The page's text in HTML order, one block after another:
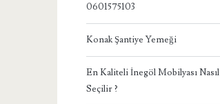
0601575103
Konak Şantiye Yemeği
En Kaliteli İnegöl Mobilyası Nasıl
Seçilir ?